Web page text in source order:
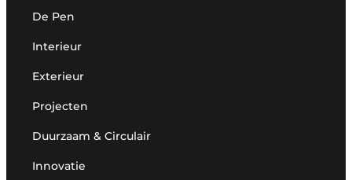
De Pen
Interieur
Exterieur
Projecten
Duurzaam & Circulair
Innovatie